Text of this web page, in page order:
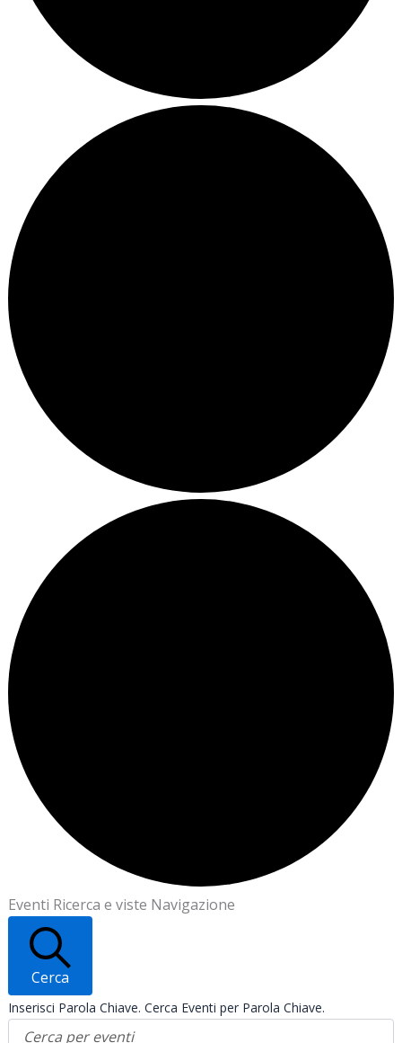
Eventi Ricerca e viste Navigazione
Cerca
Inserisci Parola Chiave. Cerca Eventi per Parola Chiave.